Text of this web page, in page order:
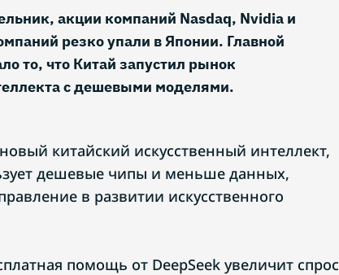
акции компаний Nasdaq, Nvidia и
резко упали в Японии. Главной
то, что Китай запустил рынок
с дешевыми моделями.
китайский искусственный интеллект,
дешевые чипы и меньше данных,
в развитии искусственного
помощь от DeepSeek увеличит спрос